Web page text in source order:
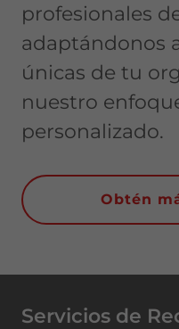
profesionales
adaptándonos
únicas de tu
nuestro
personalizado.
Obtén
Servicios de